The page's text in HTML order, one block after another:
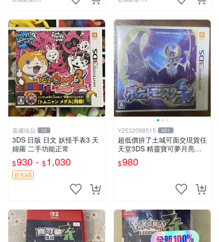
嘉藏珍品 12
3DS 日版 日文 妖怪手表3 天
婦羅 二手功能正常
$930 - $1,030
折扣碼
Y2532098515 401
超低價拚了土城可面交現貨任
天堂3DS 精靈寶可夢月亮盒
裝月亮 日文版日機專用3DS~
日版
$980